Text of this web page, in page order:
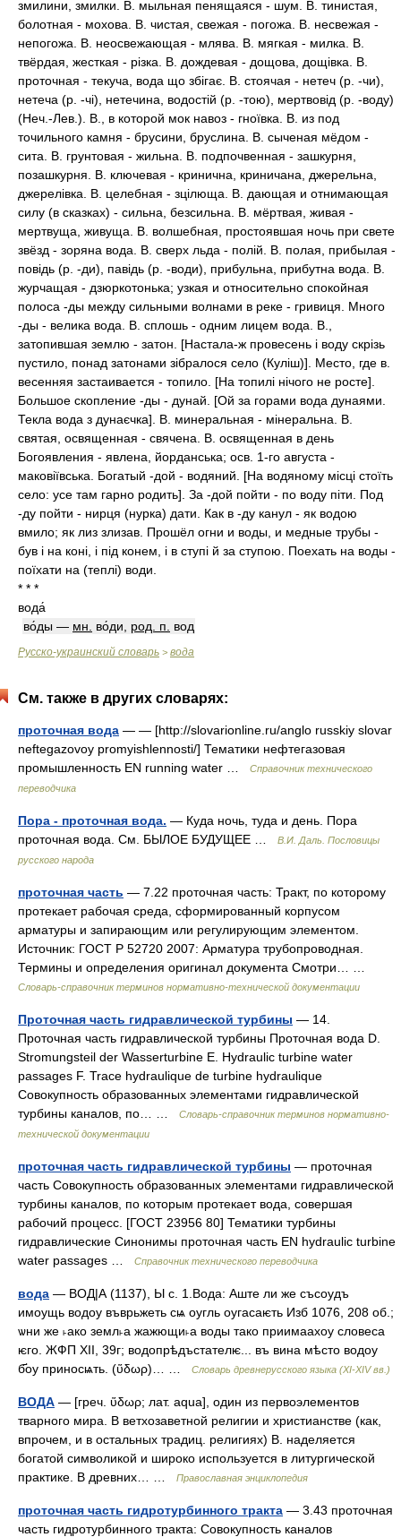
змилини, змилки. В. мыльная пенящаяся - шум. В. тинистая,
болотная - мохова. В. чистая, свежая - погожа. В. несвежая -
непогожа. В. неосвежающая - млява. В. мягкая - милка. В.
твёрдая, жесткая - різка. В. дождевая - дощова, дощівка. В.
проточная - текуча, вода що збігає. В. стоячая - нетеч (р. -чи),
нетеча (р. -чі), нетечина, водостій (р. -тою), мертвовід (р. -воду)
(Неч.-Лев.). В., в которой мок навоз - гноївка. В. из под
точильного камня - брусини, бруслина. В. сыченая мёдом -
сита. В. грунтовая - жильна. В. подпочвенная - зашкурня,
позашкурня. В. ключевая - кринична, криничана, джерельна,
джерелівка. В. целебная - зцілюща. В. дающая и отнимающая
силу (в сказках) - сильна, безсильна. В. мёртвая, живая -
мертвуща, живуща. В. волшебная, простоявшая ночь при свете
звёзд - зоряна вода. В. сверх льда - полій. В. полая, прибылая -
повідь (р. -ди), павідь (р. -води), прибульна, прибутна вода. В.
журчащая - дзюркотонька; узкая и относительно спокойная
полоса -ды между сильными волнами в реке - гривиця. Много
-ды - велика вода. В. сплошь - одним лицем вода. В.,
затопившая землю - затон. [Настала-ж провесень і воду скрізь
пустило, понад затонами зібралося село (Куліш)]. Место, где в.
весенняя застаивается - топило. [На топилі нічого не росте].
Большое скопление -ды - дунай. [Ой за горами вода дунаями.
Текла вода з дунаєчка]. В. минеральная - мінеральна. В.
святая, освященная - свячена. В. освященная в день
Богоявления - явлена, йорданська; осв. 1-го августа -
маковіївська. Богатый -дой - водяний. [На водяному місці стоїть
село: усе там гарно родить]. За -дой пойти - по воду піти. Под
-ду пойти - нирця (нурка) дати. Как в -ду канул - як водою
вмило; як лиз злизав. Прошёл огни и воды, и медные трубы -
був і на коні, і під конем, і в ступі й за ступою. Поехать на воды -
поїхати на (теплі) води.
* * *
вода́
во́ды — мн. во́ди, род. п. вод
Русско-украинский словарь > вода
См. также в других словарях:
проточная вода — — [http://slovarionline.ru/anglo russkiy slovar
neftegazovoy promyishlennosti/] Тематики нефтегазовая
промышленность EN running water …
Справочник технического
переводчика
Пора - проточная вода. — Куда ночь, туда и день. Пора
проточная вода. См. БЫЛОЕ БУДУЩЕЕ …
В.И. Даль. Пословицы
русского народа
проточная часть — 7.22 проточная часть: Тракт, по которому
протекает рабочая среда, сформированный корпусом
арматуры и запирающим или регулирующим элементом.
Источник: ГОСТ Р 52720 2007: Арматура трубопроводная.
Термины и определения оригинал документа Смотри… …
Словарь-справочник терминов нормативно-технической документации
Проточная часть гидравлической турбины — 14.
Проточная часть гидравлической турбины Проточная вода D.
Stromungsteil der Wasserturbine Е. Hydraulic turbine water
passages F. Trace hydraulique de turbine hydraulique
Совокупность образованных элементами гидравлической
турбины каналов, по… …
Словарь-справочник терминов нормативно-
технической документации
проточная часть гидравлической турбины — проточная
часть Совокупность образованных элементами гидравлической
турбины каналов, по которым протекает вода, совершая
рабочий процесс. [ГОСТ 23956 80] Тематики турбины
гидравлические Синонимы проточная часть EN hydraulic turbine
water passages …
Справочник технического переводчика
вода — ВОД|А (1137), Ы с. 1.Вода: Аште ли же съсоудъ
имоущь водоу въврьжеть сѩ оугль оугасаѥть Изб 1076, 208 об.;
ѡни же ˫ако земл˫а жажющи˫а воды тако приимаахоу словеса
ѥго. ЖФП XII, 39г; водопрѣдъстателѥ... въ вина мѣсто водоу
б҃оу приносѩть. (ὕδωρ)… …
Словарь древнерусского языка (XI-XIV вв.)
ВОДА — [греч. ὕδωρ; лат. aqua], один из первоэлементов
тварного мира. В ветхозаветной религии и христианстве (как,
впрочем, и в остальных традиц. религиях) В. наделяется
богатой символикой и широко используется в литургической
практике. В древних… …
Православная энциклопедия
проточная часть гидротурбинного тракта — 3.43 проточная
часть гидротурбинного тракта: Совокупность каналов